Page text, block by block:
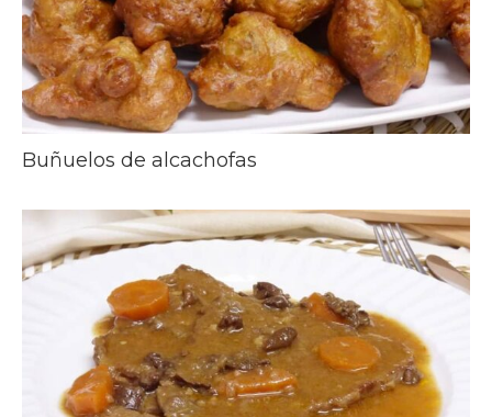
Buñuelos de alcachofas